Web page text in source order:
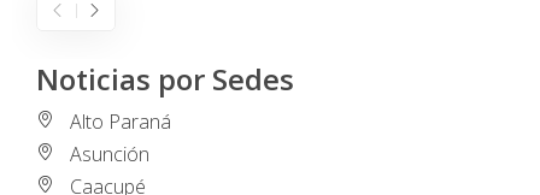
Noticias por Sedes
Alto Paraná
Asunción
Caacupé